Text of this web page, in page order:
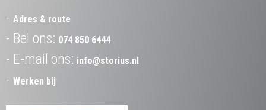
Adres & route
Bel ons: 074 850 6444
E-mail ons: info@storius.nl
Werken bij